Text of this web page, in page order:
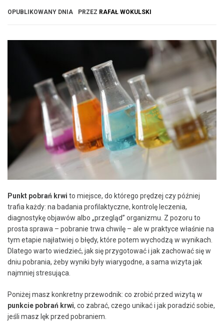
OPUBLIKOWANY DNIA PRZEZ RAFAŁ WOKULSKI
Punkt pobrań krwi to miejsce, do którego prędzej czy później
trafia każdy: na badania profilaktyczne, kontrolę leczenia,
diagnostykę objawów albo „przegląd” organizmu. Z pozoru to
prosta sprawa – pobranie trwa chwilę – ale w praktyce właśnie na
tym etapie najłatwiej o błędy, które potem wychodzą w wynikach.
Dlatego warto wiedzieć, jak się przygotować i jak zachować się w
dniu pobrania, żeby wyniki były wiarygodne, a sama wizyta jak
najmniej stresująca.
Poniżej masz konkretny przewodnik: co zrobić przed wizytą w
punkcie pobrań krwi, co zabrać, czego unikać i jak poradzić sobie,
jeśli masz lęk przed pobraniem.